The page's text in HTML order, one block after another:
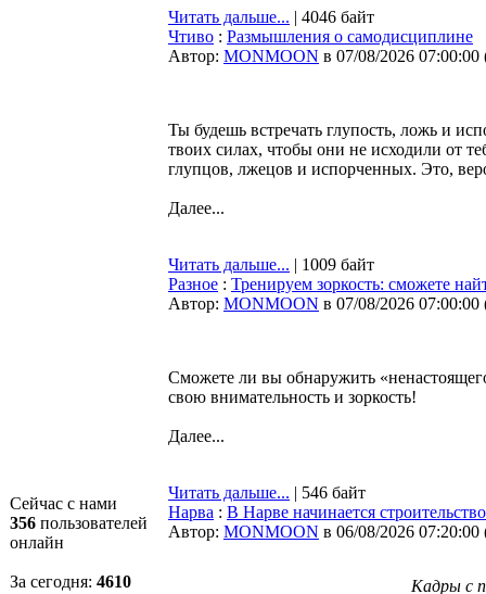
Сейчас с нами
356 пользователей
онлайн
За сегодня: 4610
Читать дальше... | 4046 байт
Чтиво : Размышления о самодисциплине
Автор: MONMOON в 07/08/2026 07:00:00
Ты будешь встречать глупость, ложь и
твоих силах, чтобы они не исходили от
глупцов, лжецов и испорченных. Это,
Далее...
Читать дальше... | 1009 байт
Разное : Тренируем зоркость: сможете
Автор: MONMOON в 07/08/2026 07:00:00
Сможете ли вы обнаружить
свою внимательность и зоркость!
Далее...
Читать дальше... | 546 байт
Нарва : В Нарве начинается
Автор: MONMOON в 06/08/2026 07:20:00
Кадры с